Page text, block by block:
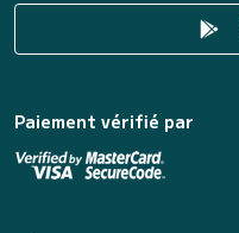
Paiement vérifié par